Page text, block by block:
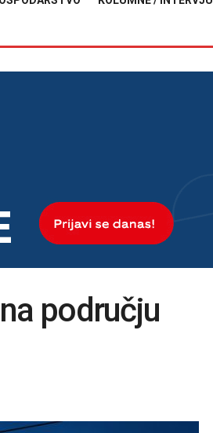
području